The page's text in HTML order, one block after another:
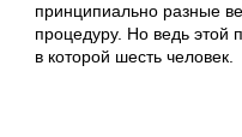
принципиально разные
процедуру. Но ведь этой
в которой шесть человек.